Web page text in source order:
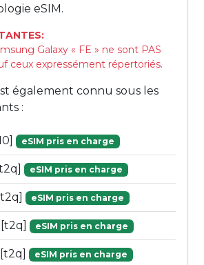
eSIM.
Galaxy « FE » ne sont PAS
ceux expressément répertoriés.
également connu sous les
:
eSIM pris en charge
eSIM pris en charge
eSIM pris en charge
eSIM pris en charge
eSIM pris en charge